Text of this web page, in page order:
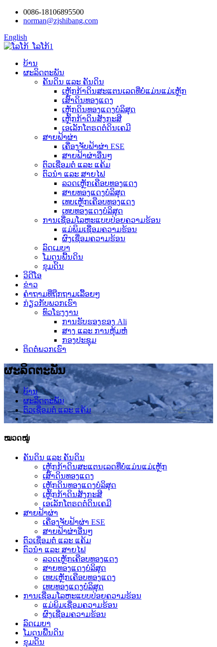
0086-18106895500
norman@zjshibang.com
English
ບ້ານ
ຜະລິດຕະພັນ
ຄັນດິນ ແລະ ຄັນດິນ
ເຫຼັກກ້າດິນສະແຕນເລດທີ່ບໍ່ແມ່ນແມ່ເຫຼັກ
ເສົາດິນທອງແດງ
ເຫຼັກດິນທອງແດງບໍລິສຸດ
ເຫຼັກກ້າດິນສັງກະສີ
ເອເລັກໂຕຣດຕໍ່ດິນເຄມີ
ສາຍຟ້າຜ່າ
ເຄື່ອງຈັບຟ້າຜ່າ ESE
ສາຍຟ້າຜ່າອື່ນໆ
ຕົວເຊື່ອມຕໍ່ ແລະ ແຄ້ມ
ຕົວນຳ ແລະ ສາຍໄຟ
ລວດເຫຼັກເຄືອບທອງແດງ
ສາຍທອງແດງບໍລິສຸດ
ເທບເຫຼັກເຄືອບທອງແດງ
ເທບທອງແດງບໍລິສຸດ
ການເຊື່ອມໂລຫະແບບປ່ອຍຄວາມຮ້ອນ
ແມ່ພິມເຊື່ອມຄວາມຮ້ອນ
ຜົງເຊື່ອມຄວາມຮ້ອນ
ລົດເມບາ
ໂມດູນພື້ນດິນ
ຂຸມດິນ
ວິດີໂອ
ຂ່າວ
ຄຳຖາມທີ່ຖືກຖາມເລື້ອຍໆ
ກ່ຽວກັບພວກເຮົາ
ທົວໂຮງງານ
ການຮັບຮອງຂອງ Ali
ສາງ ແລະ ການຫຸ້ມຫໍ່
ກອງປະຊຸມ
ຕິດຕໍ່ພວກເຮົາ
ຜະລິດຕະພັນ
ບ້ານ
ຜະລິດຕະພັນ
ຕົວເຊື່ອມຕໍ່ ແລະ ແຄ້ມ
ໝວດໝູ່
ຄັນດິນ ແລະ ຄັນດິນ
ເຫຼັກກ້າດິນສະແຕນເລດທີ່ບໍ່ແມ່ນແມ່ເຫຼັກ
ເສົາດິນທອງແດງ
ເຫຼັກດິນທອງແດງບໍລິສຸດ
ເຫຼັກກ້າດິນສັງກະສີ
ເອເລັກໂຕຣດຕໍ່ດິນເຄມີ
ສາຍຟ້າຜ່າ
ເຄື່ອງຈັບຟ້າຜ່າ ESE
ສາຍຟ້າຜ່າອື່ນໆ
ຕົວເຊື່ອມຕໍ່ ແລະ ແຄ້ມ
ຕົວນຳ ແລະ ສາຍໄຟ
ລວດເຫຼັກເຄືອບທອງແດງ
ສາຍທອງແດງບໍລິສຸດ
ເທບເຫຼັກເຄືອບທອງແດງ
ເທບທອງແດງບໍລິສຸດ
ການເຊື່ອມໂລຫະແບບປ່ອຍຄວາມຮ້ອນ
ແມ່ພິມເຊື່ອມຄວາມຮ້ອນ
ຜົງເຊື່ອມຄວາມຮ້ອນ
ລົດເມບາ
ໂມດູນພື້ນດິນ
ຂຸມດິນ